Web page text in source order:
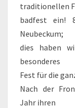
traditionellen
badfest ein!
Neubeckum;
dies haben
besonderes
Fest für die
Nach der
Jahr ihren